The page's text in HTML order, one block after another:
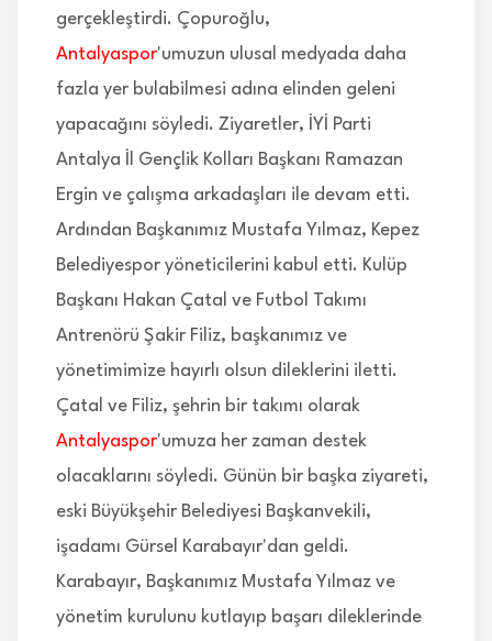
gerçekleştirdi. Çopuroğlu,
Antalyaspor'umuzun ulusal medyada daha
fazla yer bulabilmesi adına elinden geleni
yapacağını söyledi. Ziyaretler, İYİ Parti
Antalya İl Gençlik Kolları Başkanı Ramazan
Ergin ve çalışma arkadaşları ile devam etti.
Ardından Başkanımız Mustafa Yılmaz, Kepez
Belediyespor yöneticilerini kabul etti. Kulüp
Başkanı Hakan Çatal ve Futbol Takımı
Antrenörü Şakir Filiz, başkanımız ve
yönetimimize hayırlı olsun dileklerini iletti.
Çatal ve Filiz, şehrin bir takımı olarak
Antalyaspor'umuza her zaman destek
olacaklarını söyledi. Günün bir başka ziyareti,
eski Büyükşehir Belediyesi Başkanvekili,
işadamı Gürsel Karabayır'dan geldi.
Karabayır, Başkanımız Mustafa Yılmaz ve
yönetim kurulunu kutlayıp başarı dileklerinde